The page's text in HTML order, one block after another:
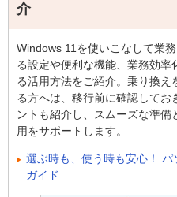
介
Windows 11を使いこなして業
る設定や便利な機能、業務効率
る活用方法をご紹介。乗り換え
る方へは、移行前に確認してお
ントも紹介し、スムーズな準備
用をサポートします。
選ぶ時も、使う時も安心！ パ
ガイド